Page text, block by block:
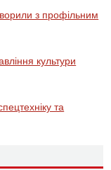
з профільним
культури
та